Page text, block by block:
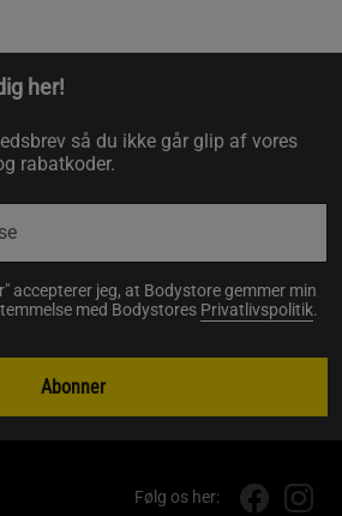
her!
så du ikke går glip af vores
rabatkoder.
accepterer jeg, at Bodystore gemmer min
med Bodystores Privatlivspolitik.
Abonner
Følg os her: